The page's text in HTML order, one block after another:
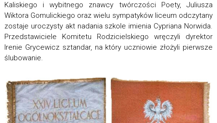
Kaliskiego i wybitnego znawcy twórczości Poety, Juliusza
Wiktora Gomulickiego oraz wielu sympatyków liceum odczytany
zostaje uroczysty akt nadania szkole imienia Cypriana Norwida.
Przedstawiciele Komitetu Rodzicielskiego wręczyli dyrektor
Irenie Grycewicz sztandar, na który uczniowie złożyli pierwsze
ślubowanie.